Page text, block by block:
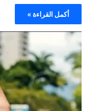
أكمل القراءة »